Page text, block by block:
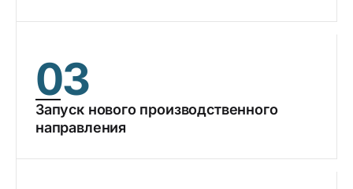
03
Запуск нового производственного
направления